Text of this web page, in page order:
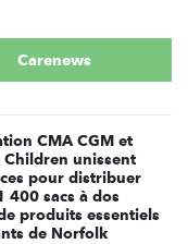
Carenews
CMA CGM et
Children unissent
pour distribuer
400 sacs à dos
produits essentiels
de Norfolk